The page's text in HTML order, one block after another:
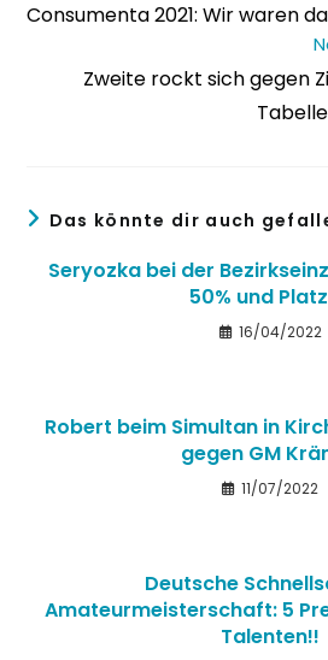
ansehen
Consumenta 2021: Wir waren
Zweite rockt sich gegen
Das könnte dir auch
Seryozka bei der
50% und
16/04/2022
Robert beim Simultan in
gegen GM
11/07/2022
Deutsche
Amateurmeisterschaft: 5
Talenten!!